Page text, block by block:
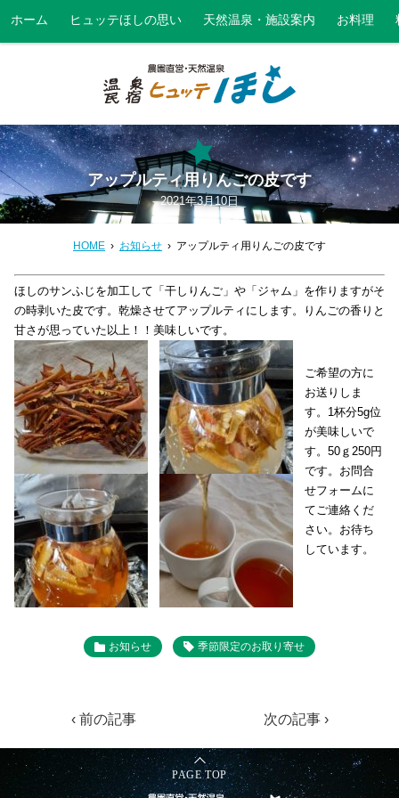
ホーム ヒュッテほしの思い 天然温泉・施設案内 お料理
アップルティ用りんごの皮です
2021年3月10日
HOME お知らせ アップルティ用りんごの皮です
ほしのサンふじを加工して「干しりんご」や「ジャム」を作りますがそ
の時剥いた皮です。乾燥させてアップルティにします。りんごの香りと
甘さが思っていた以上！！美味しいです。
ご希望の方に
お送りしま
す。1杯分5g位
が美味しいで
す。50ｇ250円
です。お問合
せフォームに
てご連絡くだ
さい。お待ち
しています。
お知らせ 季節限定のお取り寄せ
‹ 前の記事 次の記事 ›
PAGE TOP